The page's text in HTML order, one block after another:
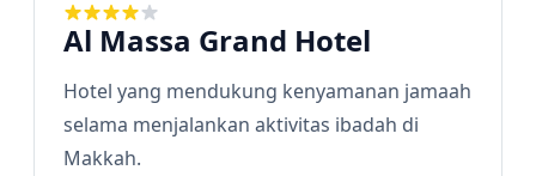
Al Massa Grand Hotel
Hotel yang mendukung kenyamanan jamaah
selama menjalankan aktivitas ibadah di
Makkah.